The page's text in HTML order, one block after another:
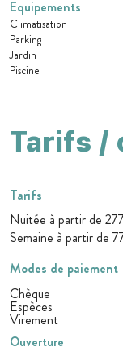
Equipements
Climatisation
Parking
Jardin
Piscine
Tarifs /
Tarifs
Nuitée à partir de
Semaine à partir de
Modes de paiement
Chèque
Espèces
Virement
Ouverture